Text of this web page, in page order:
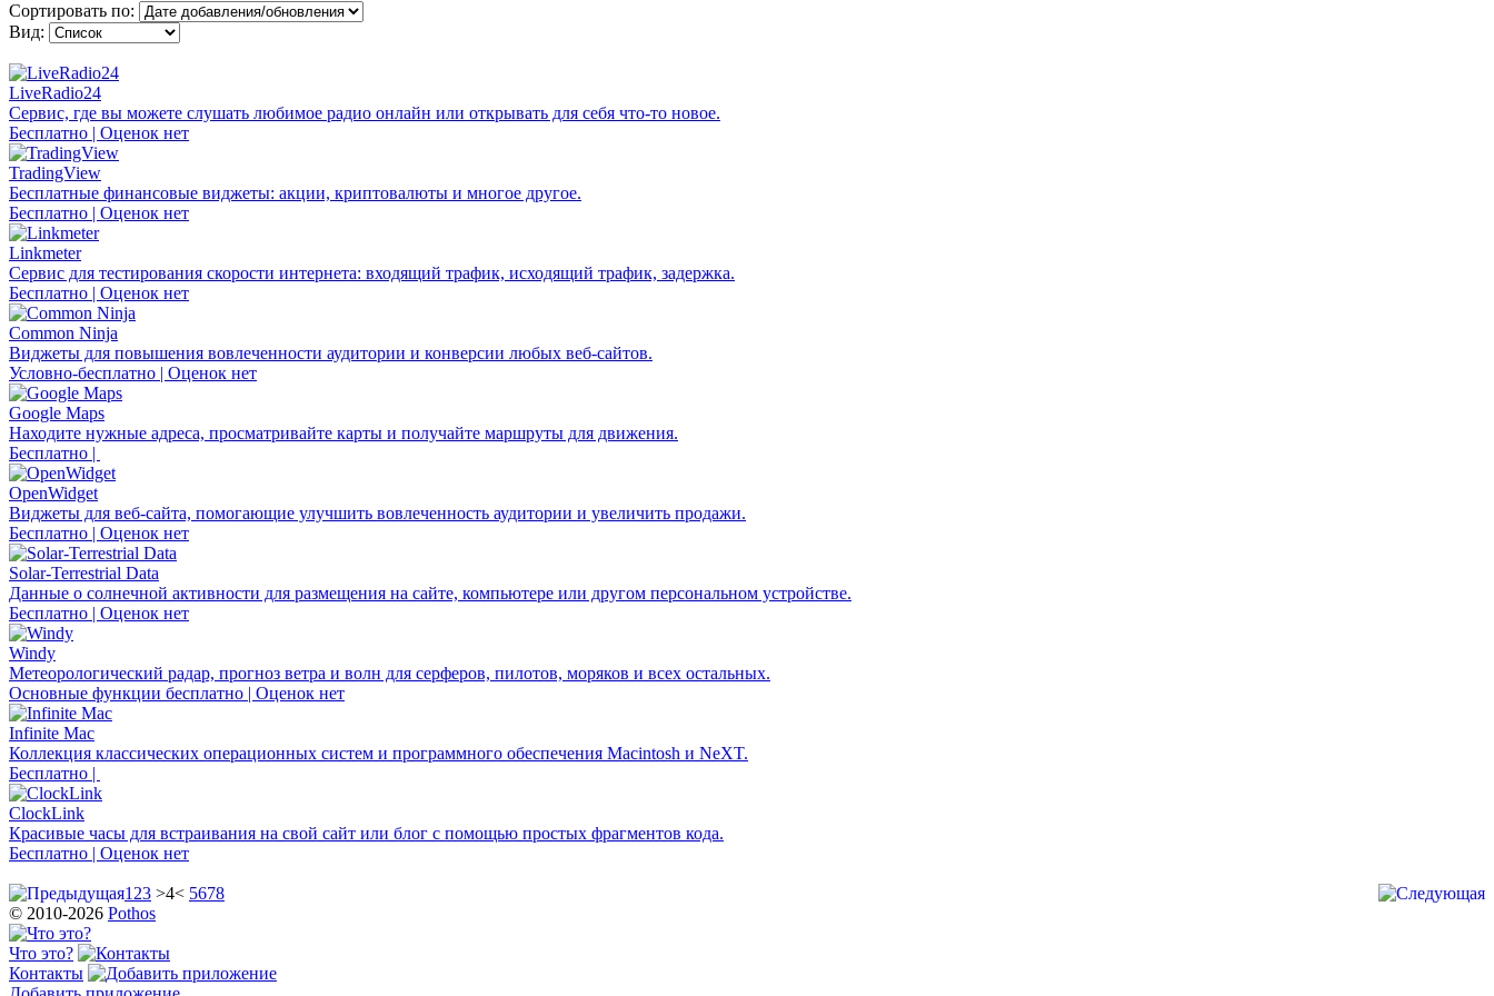
Сортировать по:
Вид:
LiveRadio24
Сервис, где вы можете слушать любимое радио онлайн или открывать для себя что-то новое.
Бесплатно | Оценок нет
TradingView
Бесплатные финансовые виджеты: акции, криптовалюты и многое другое.
Бесплатно | Оценок нет
Linkmeter
Сервис для тестирования скорости интернета: входящий трафик, исходящий трафик, задержка.
Бесплатно | Оценок нет
Common Ninja
Виджеты для повышения вовлеченности аудитории и конверсии любых веб-сайтов.
Условно-бесплатно | Оценок нет
Google Maps
Находите нужные адреса, просматривайте карты и получайте маршруты для движения.
Бесплатно |
OpenWidget
Виджеты для веб-сайта, помогающие улучшить вовлеченность аудитории и увеличить продажи.
Бесплатно | Оценок нет
Solar-Terrestrial Data
Данные о солнечной активности для размещения на сайте, компьютере или другом персональном устройстве.
Бесплатно | Оценок нет
Windy
Метеорологический радар, прогноз ветра и волн для серферов, пилотов, моряков и всех остальных.
Основные функции бесплатно | Оценок нет
Infinite Mac
Коллекция классических операционных систем и программного обеспечения Macintosh и NeXT.
Бесплатно |
ClockLink
Красивые часы для встраивания на свой сайт или блог с помощью простых фрагментов кода.
Бесплатно | Оценок нет
1 23 >4< 5678
© 2010-2026 Pothos
Что это?
Контакты